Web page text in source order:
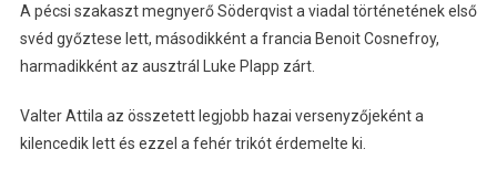
A pécsi szakaszt megnyerő Söderqvist a viadal történetének első
svéd győztese lett, másodikként a francia Benoit Cosnefroy,
harmadikként az ausztrál Luke Plapp zárt.
Valter Attila az összetett legjobb hazai versenyzőjeként a
kilencedik lett és ezzel a fehér trikót érdemelte ki.